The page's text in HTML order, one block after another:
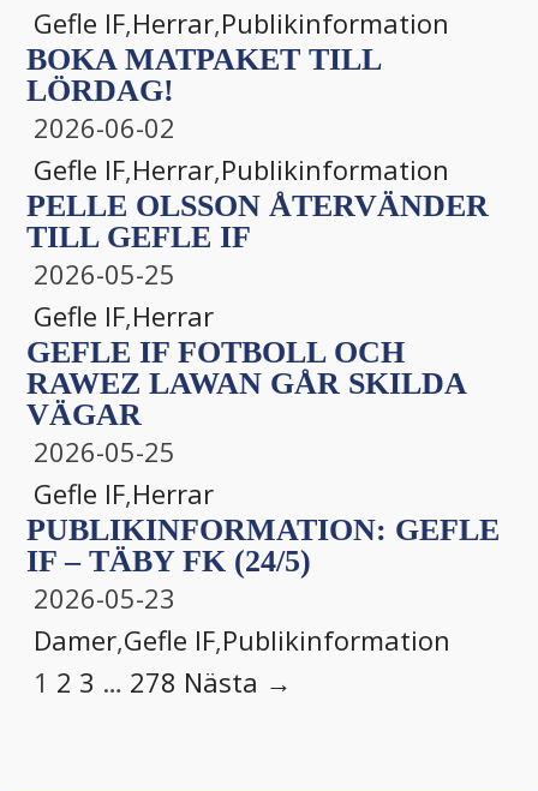
Gefle IF,Herrar,Publikinformation
BOKA MATPAKET TILL
LÖRDAG!
2026-06-02
Gefle IF,Herrar,Publikinformation
PELLE OLSSON ÅTERVÄNDER
TILL GEFLE IF
2026-05-25
Gefle IF,Herrar
GEFLE IF FOTBOLL OCH
RAWEZ LAWAN GÅR SKILDA
VÄGAR
2026-05-25
Gefle IF,Herrar
PUBLIKINFORMATION: GEFLE
IF – TÄBY FK (24/5)
2026-05-23
Damer,Gefle IF,Publikinformation
1 2 3 … 278 Nästa →